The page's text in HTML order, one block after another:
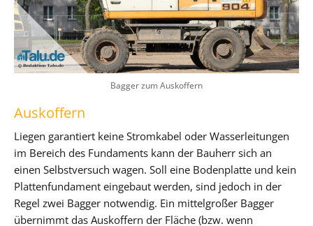
Bagger zum Auskoffern
Auskoffern
Liegen garantiert keine Stromkabel oder Wasserleitungen
im Bereich des Fundaments kann der Bauherr sich an
einen Selbstversuch wagen. Soll eine Bodenplatte und kein
Plattenfundament eingebaut werden, sind jedoch in der
Regel zwei Bagger notwendig. Ein mittelgroßer Bagger
übernimmt das Auskoffern der Fläche (bzw. wenn